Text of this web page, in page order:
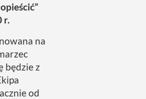
r.
na
będzie z
od